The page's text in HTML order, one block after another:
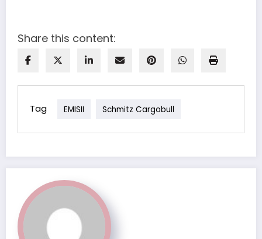
Share this content:
Tag EMISII Schmitz Cargobull